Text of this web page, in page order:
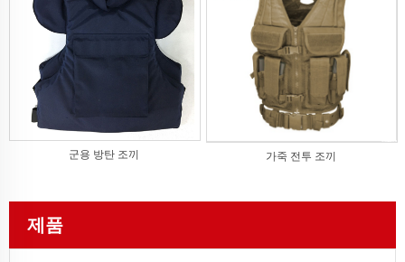
군용 방탄 조끼 가죽 전투 조끼
제품